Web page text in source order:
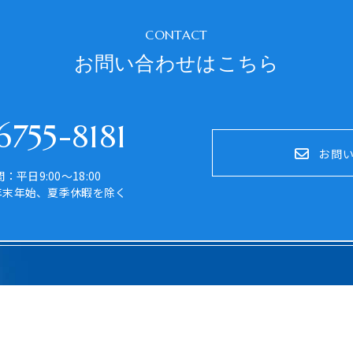
CONTACT
お問い合わせはこちら
8181
：平日9:00～18:00
年始、夏季休暇を除く
お問